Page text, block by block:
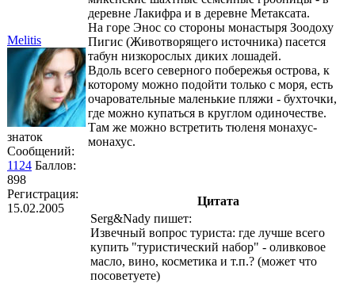
Melitis
знаток
Сообщений:
1124 Баллов:
898
Регистрация:
15.02.2005
деревне Лакифра и в деревне Метаксата.
На горе Энос со стороны монастыря Зоодоху
Пигис (Животворящего источника) пасется
табун низкорослых диких лошадей.
Вдоль всего северного побережья острова, к
которому можно подойти только с моря, есть
очаровательные маленькие пляжи - бухточки,
где можно купаться в круглом одиночестве.
Там же можно встретить тюленя монахус-
монахус.
Цитата
Serg&Nady пишет:
Извечный вопрос туриста: где лучше всего
купить "туристический набор" - оливковое
масло, вино, косметика и т.п.? (может что
посоветуете)